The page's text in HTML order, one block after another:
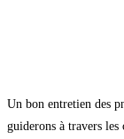
Un bon entretien des
guiderons à travers